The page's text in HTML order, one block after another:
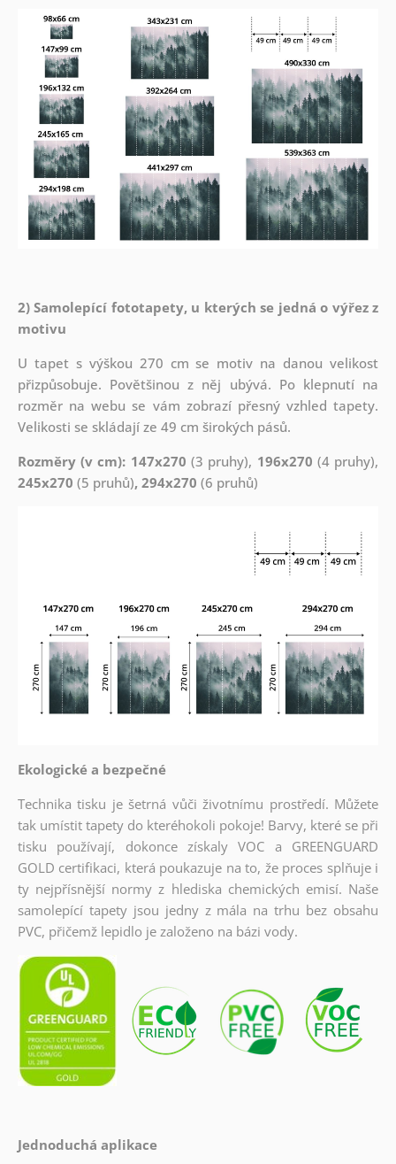
2) Samolepící fototapety, u kterých se jedná o výřez z
motivu
U tapet s výškou 270 cm se motiv na danou velikost
přizpůsobuje. Povětšinou z něj ubývá. Po klepnutí na
rozměr na webu se vám zobrazí přesný vzhled tapety.
Velikosti se skládají ze 49 cm širokých pásů.
Rozměry (v cm): 147x270 (3 pruhy), 196x270 (4 pruhy),
245x270 (5 pruhů), 294x270 (6 pruhů)
Ekologické a bezpečné
Technika tisku je šetrná vůči životnímu prostředí. Můžete
tak umístit tapety do kteréhokoli pokoje! Barvy, které se při
tisku používají, dokonce získaly VOC a GREENGUARD
GOLD certifikaci, která poukazuje na to, že proces splňuje i
ty nejpřísnější normy z hlediska chemických emisí. Naše
samolepící tapety jsou jedny z mála na trhu bez obsahu
PVC, přičemž lepidlo je založeno na bázi vody.
Jednoduchá aplikace